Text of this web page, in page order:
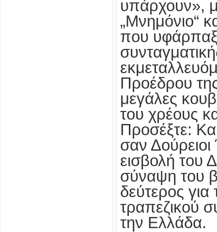
υπάρχουν»,
„Μνημόνιο“
που
Προέδρου
μεγάλες
του χρέους
Προσέξτε:
σαν
εισβολή του
σύναψη του
δεύτερος
τραπεζικού
την Ελλάδα.